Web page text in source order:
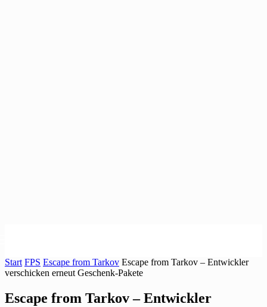
Start FPS Escape from Tarkov Escape from Tarkov – Entwickler
verschicken erneut Geschenk-Pakete
Escape from Tarkov – Entwickler